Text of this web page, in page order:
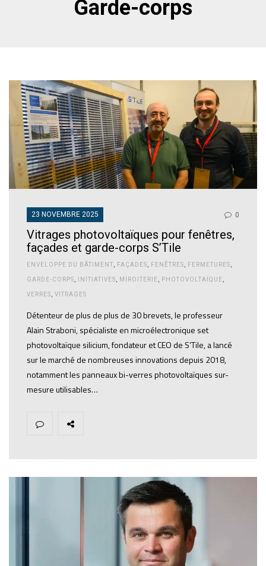
Garde-corps
23 NOVEMBRE 2025 0
Vitrages photovoltaïques pour fenêtres,
façades et garde-corps S’Tile
ENVELOPPE DU BÂTIMENT , FAÇADES, FENÊTRES, FERMETURES,
GARDE-CORPS, INITIATIVES, MIROITERIE, PHOTOVOLTAÏQUE,
VERRES, VITRAGES
Détenteur de plus de plus de 30 brevets, le professeur
Alain Straboni, spécialiste en microélectronique set
photovoltaïque silicium, fondateur et CEO de S’Tile, a lancé
sur le marché de nombreuses innovations depuis 2018,
notamment les panneaux bi-verres photovoltaïques sur-
mesure utilisables…